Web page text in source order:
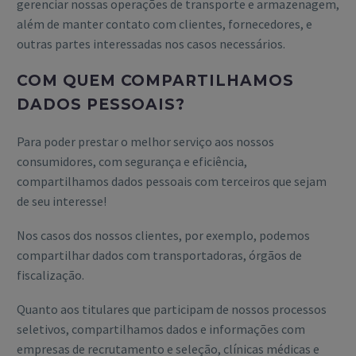
gerenciar nossas operações de transporte e armazenagem,
além de manter contato com clientes, fornecedores, e
outras partes interessadas nos casos necessários.
COM QUEM COMPARTILHAMOS
DADOS PESSOAIS?
Para poder prestar o melhor serviço aos nossos
consumidores, com segurança e eficiência,
compartilhamos dados pessoais com terceiros que sejam
de seu interesse!
Nos casos dos nossos clientes, por exemplo, podemos
compartilhar dados com transportadoras, órgãos de
fiscalização.
Quanto aos titulares que participam de nossos processos
seletivos, compartilhamos dados e informações com
empresas de recrutamento e seleção, clínicas médicas e